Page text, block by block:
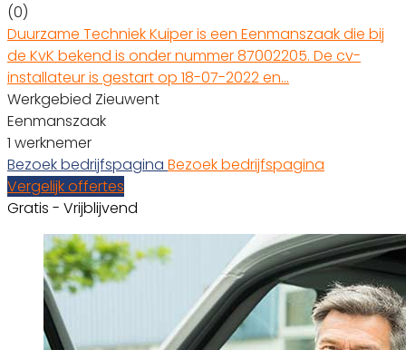
(0)
Duurzame Techniek Kuiper is een Eenmanszaak die bij
de KvK bekend is onder nummer 87002205. De cv-
installateur is gestart op 18-07-2022 en…
Werkgebied Zieuwent
Eenmanszaak
1 werknemer
Bezoek bedrijfspagina Bezoek bedrijfspagina
Vergelijk offertes
Gratis - Vrijblijvend